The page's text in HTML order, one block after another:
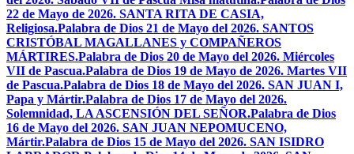
22 de Mayo de 2026. SANTA RITA DE CASIA,
Religiosa.Palabra de Dios 21 de Mayo del 2026. SANTOS
CRISTÓBAL MAGALLANES y COMPAÑEROS
MÁRTIRES.Palabra de Dios 20 de Mayo del 2026. Miércoles
VII de Pascua.Palabra de Dios 19 de Mayo de 2026. Martes VII
de Pascua.Palabra de Dios 18 de Mayo del 2026. SAN JUAN I,
Papa y Mártir.Palabra de Dios 17 de Mayo del 2026.
Solemnidad, LA ASCENSIÓN DEL SEÑOR.Palabra de Dios
16 de Mayo del 2026. SAN JUAN NEPOMUCENO,
Mártir.Palabra de Dios 15 de Mayo del 2026. SAN ISIDRO